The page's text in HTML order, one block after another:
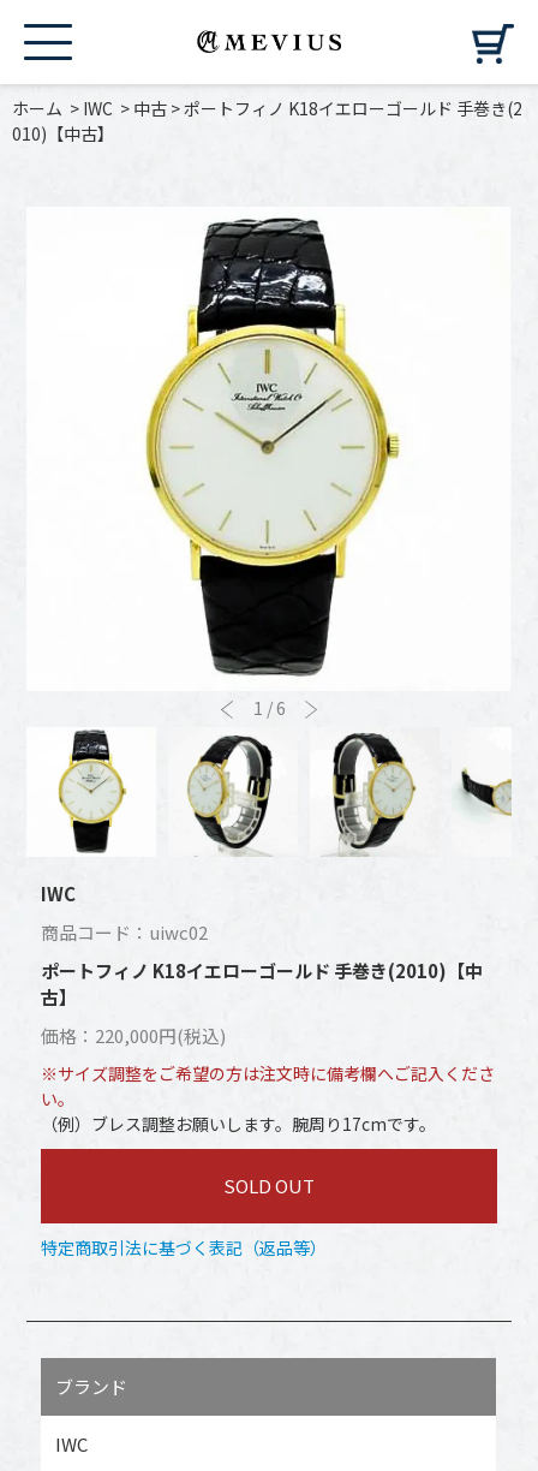
ホーム > IWC > 中古 >ポートフィノ K18イエローゴールド 手巻き(2
010)【中古】
1 /6
IWC
商品コード：uiwc02
ポートフィノ K18イエローゴールド 手巻き(2010)【中
古】
価格：220,000円(税込)
※サイズ調整をご希望の方は注文時に備考欄へご記入くださ
い。
（例）ブレス調整お願いします。腕周り17cmです。
SOLD OUT
特定商取引法に基づく表記（返品等）
ブランド
IWC